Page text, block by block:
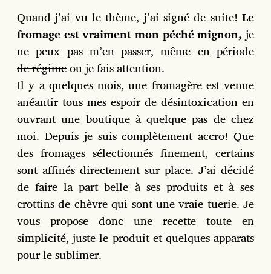
o
n
Quand j’ai vu le thème, j’ai signé de suite! Le
fromage est vraiment mon péché mignon, je
ne peux pas m’en passer, même en période
de régimeou je fais attention.
Il y a quelques mois, une fromagère est venue
anéantir tous mes espoir de désintoxication en
ouvrant une boutique à quelque pas de chez
moi. Depuis je suis complètement accro! Que
des fromages sélectionnés finement, certains
sont affinés directement sur place. J’ai décidé
de faire la part belle à ses produits et à ses
crottins de chèvre qui sont une vraie tuerie. Je
vous propose donc une recette toute en
simplicité, juste le produit et quelques apparats
pour le sublimer.